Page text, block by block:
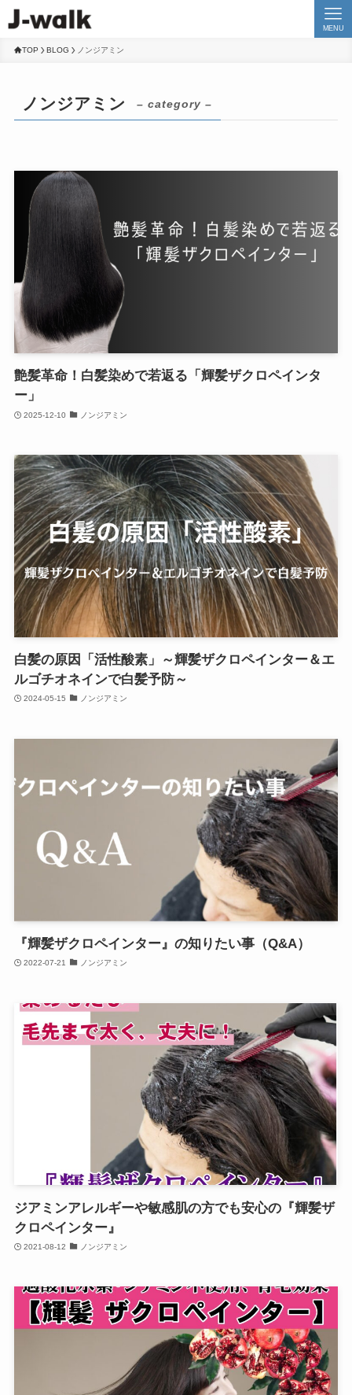
MENU
TOP BLOG ノンジアミン
ノンジアミン – category –
艶髪革命！白髪染めで若返る「輝髪ザクロペインタ
ー」
2025-12-10 ノンジアミン
白髪の原因「活性酸素」～輝髪ザクロペインター＆エ
ルゴチオネインで白髪予防～
2024-05-15 ノンジアミン
『輝髪ザクロペインター』の知りたい事（Q&A）
2022-07-21 ノンジアミン
ジアミンアレルギーや敏感肌の方でも安心の『輝髪ザ
クロペインター』
2021-08-12 ノンジアミン